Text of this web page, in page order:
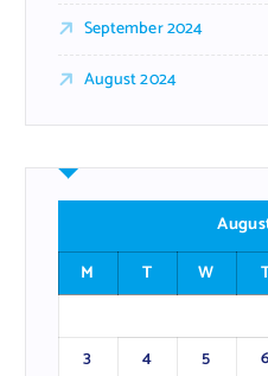
September 2024
August 2024
M
T W
3
4 5 6